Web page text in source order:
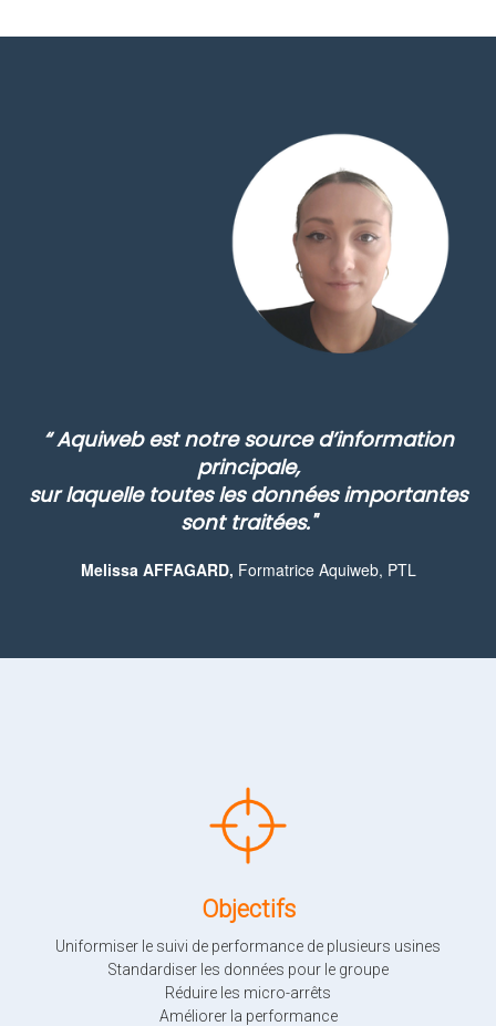
“ Aquiweb est notre source d’information
principale,
sur laquelle toutes les données importantes
sont traitées."
Melissa AFFAGARD, Formatrice Aquiweb, PTL
Objectifs
Uniformiser le suivi de performance de plusieurs usines
Standardiser les données pour le groupe
Réduire les micro-arrêts
Améliorer la performance